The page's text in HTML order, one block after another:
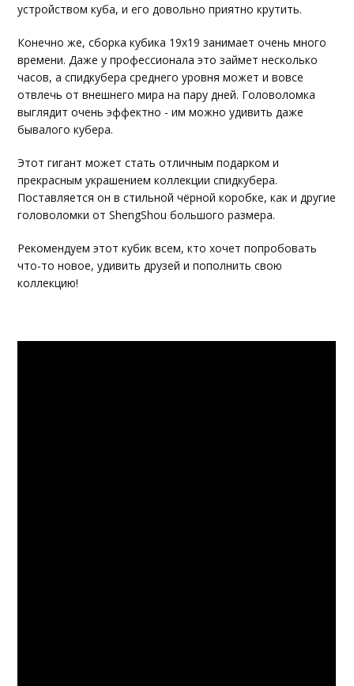
устройством куба, и его довольно приятно крутить.
Конечно же, сборка кубика 19х19 занимает очень много
времени. Даже у профессионала это займет несколько
часов, а спидкубера среднего уровня может и вовсе
отвлечь от внешнего мира на пару дней. Головоломка
выглядит очень эффектно - им можно удивить даже
бывалого кубера.
Этот гигант может стать отличным подарком и
прекрасным украшением коллекции спидкубера.
Поставляется он в стильной чёрной коробке, как и другие
головоломки от ShengShou большого размера.
Рекомендуем этот кубик всем, кто хочет попробовать
что-то новое, удивить друзей и пополнить свою
коллекцию!